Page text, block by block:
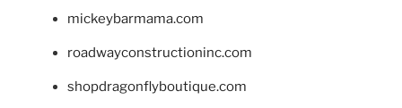
mickeybarmama.com
roadwayconstructioninc.com
shopdragonflyboutique.com